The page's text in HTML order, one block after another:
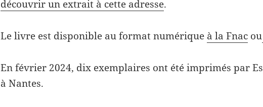
découvrir un extrait à cette adresse.
Le livre est disponible au format numérique à la Fnac ou
En février 2024, dix exemplaires ont été imprimés par
à Nantes.